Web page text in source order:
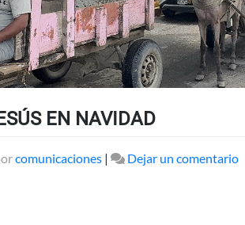
EN NAVIDAD
comunicaciones | Dejar un comentarioen